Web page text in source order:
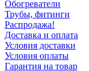
Обогреватели
Трубы, фитинги
Распродажа!
Доставка и оплата
Условия доставки
Условия оплаты
Гарантия на товар